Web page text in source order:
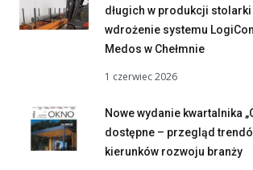
długich w produkcji
wdrożenie systemu
Medos w Chełmnie
1 czerwiec 2026
Nowe wydanie kwartalnika
dostępne – przegląd
kierunków rozwoju branży